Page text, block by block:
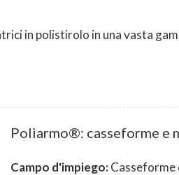
in polistirolo in una vasta
Poliarmo®: casseforme e
Campo d'impiego:Casseforme